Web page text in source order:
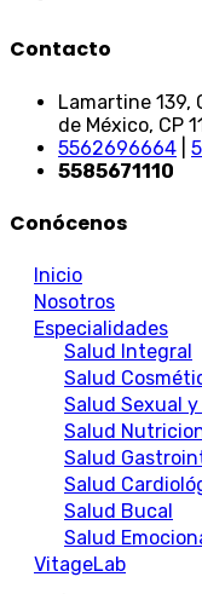
Contacto
Lamartine 139,
de México, CP
5562696664
5585671110
Conócenos
Inicio
Nosotros
Especialidades
Salud Integral
Salud
Salud Sexual
Salud
Salud
Salud
Salud Bucal
Salud
VitageLab